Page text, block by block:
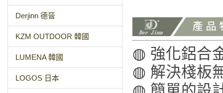
Derjinn 德晉
KZM OUTDOOR 韓國
LUMENA 韓國
LOGOS 日本
◍ 強化鋁合
◍ 解決棧板